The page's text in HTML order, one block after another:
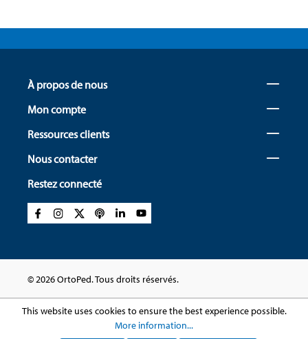
À propos de nous
Mon compte
Ressources clients
Nous contacter
Restez connecté
© 2026 OrtoPed. Tous droits réservés.
This website uses cookies to ensure the best experience possible.
More information...